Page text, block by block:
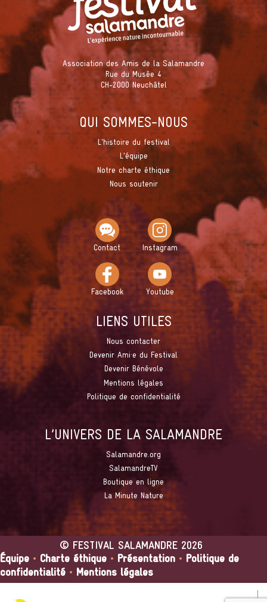
Association des Amis de la Salamandre
Rue du Musée 4
CH-2000 Neuchâtel
QUI SOMMES-NOUS
L'histoire du festival
L'équipe
Notre charte éthique
Nous soutenir
Contact Instagram
Facebook Youtube
LIENS UTILES
Nous contacter
Devenir Ami·e du Festival
Devenir Bénévole
Mentions légales
Politique de confidentialité
L’UNIVERS DE LA SALAMANDRE
Salamandre.org
SalamandreTV
Boutique en ligne
La Minute Nature
© FESTIVAL SALAMANDRE 2026
Équipe • Charte éthique • Présentation • Politique de
confidentialité • Mentions légales